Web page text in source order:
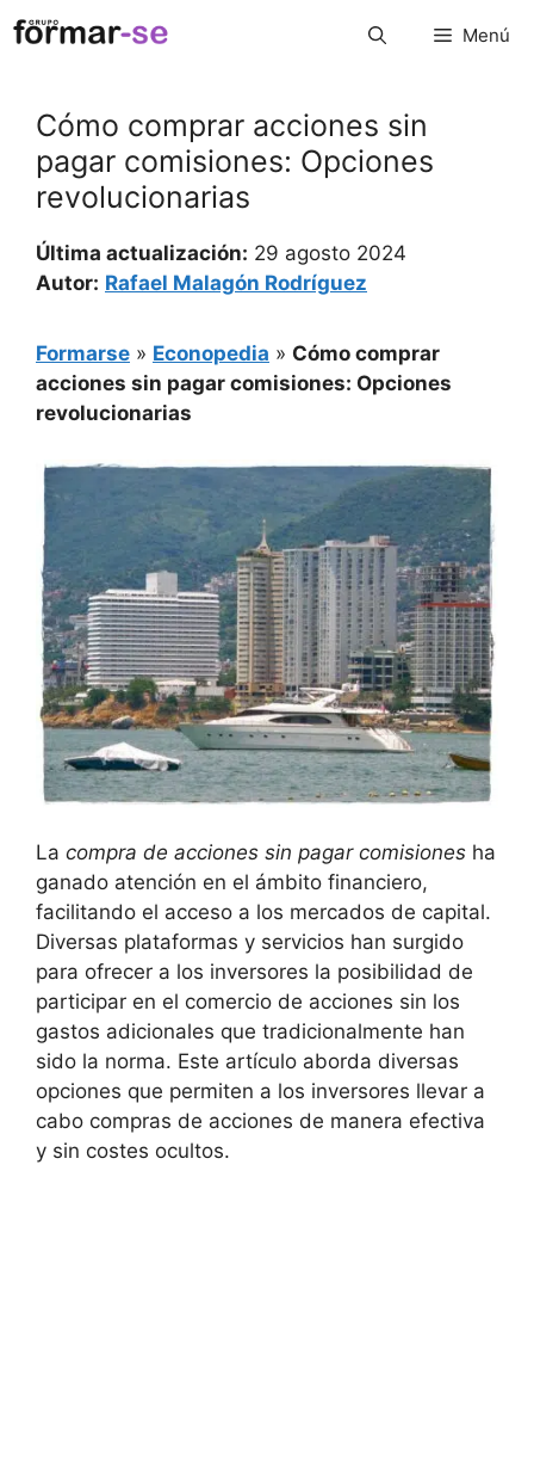
Saltar
al
Menú
Cómo comprar acciones sin
pagar comisiones: Opciones
revolucionarias
Última actualización: 29 agosto 2024
Autor: Rafael Malagón Rodríguez
Formarse » Econopedia » Cómo comprar
acciones sin pagar comisiones: Opciones
revolucionarias
La compra de acciones ⁢sin pagar comisiones ha
​ganado atención ⁣en ⁣el ámbito ​financiero,
‌facilitando ‍el acceso a los mercados de​ capital.
Diversas plataformas y⁤ servicios​ han surgido
para ofrecer a los inversores la ‍posibilidad ‌de
⁢participar en el comercio de ‌acciones sin los
gastos adicionales que ​tradicionalmente han
sido la norma. ‍Este artículo aborda diversas
opciones que permiten a los inversores ⁢llevar a
cabo compras de acciones⁣ de manera⁣ efectiva
‌y sin⁣ costes ocultos.